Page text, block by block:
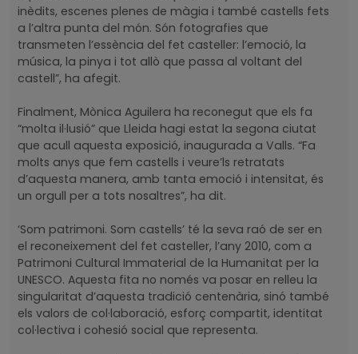
inèdits, escenes plenes de màgia i també castells fets
a l’altra punta del món. Són fotografies que
transmeten l’essència del fet casteller: l’emoció, la
música, la pinya i tot allò que passa al voltant del
castell”, ha afegit.
Finalment, Mònica Aguilera ha reconegut que els fa
“molta il·lusió” que Lleida hagi estat la segona ciutat
que acull aquesta exposició, inaugurada a Valls. “Fa
molts anys que fem castells i veure’ls retratats
d’aquesta manera, amb tanta emoció i intensitat, és
un orgull per a tots nosaltres”, ha dit.
‘Som patrimoni. Som castells’ té la seva raó de ser en
el reconeixement del fet casteller, l’any 2010, com a
Patrimoni Cultural Immaterial de la Humanitat per la
UNESCO. Aquesta fita no només va posar en relleu la
singularitat d’aquesta tradició centenària, sinó també
els valors de col·laboració, esforç compartit, identitat
col·lectiva i cohesió social que representa.